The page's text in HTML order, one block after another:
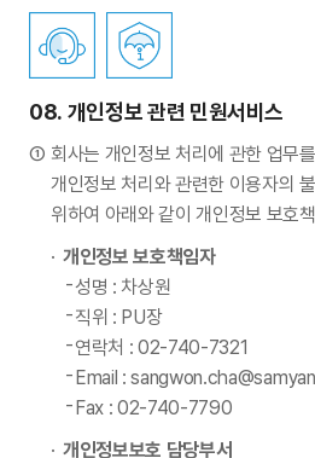
08. 개인정보 관련 민원서비스
회사는 개인정보 처리에 관한 업무
개인정보 처리와 관련한 이용자의
위하여 아래와 같이 개인정보 보호
개인정보 보호책임자
성명 : 차상원
직위 : PU장
연락처 : 02-740-7321
Email :
Fax : 02-740-7790
개인정보보호 담당부서